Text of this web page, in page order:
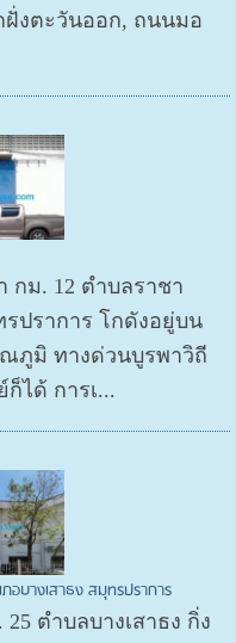
ฝั่งตะวันออก, ถนนมอ
กม. 12 ตำบลราชา
รปราการ โกดังอยู่บน
ภูมิ ทางด่วนบูรพาวิถี
ได้ การเ...
อบางเสาธง สมุทรปราการ
ตำบลบางเสาธง กิ่ง